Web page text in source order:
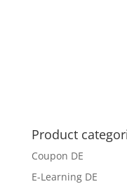
Product
Coupon DE
E-Learning DE